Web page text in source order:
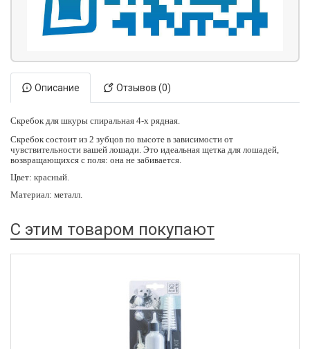
Описание Отзывов (0)
Скребок для шкуры спиральная 4-х рядная.
Скребок состоит из 2 зубцов по высоте в зависимости от
чувствительности вашей лошади. Это идеальная щетка для лошадей,
возвращающихся с поля: она не забивается.
Цвет: красный.
Материал: металл.
С этим товаром покупают